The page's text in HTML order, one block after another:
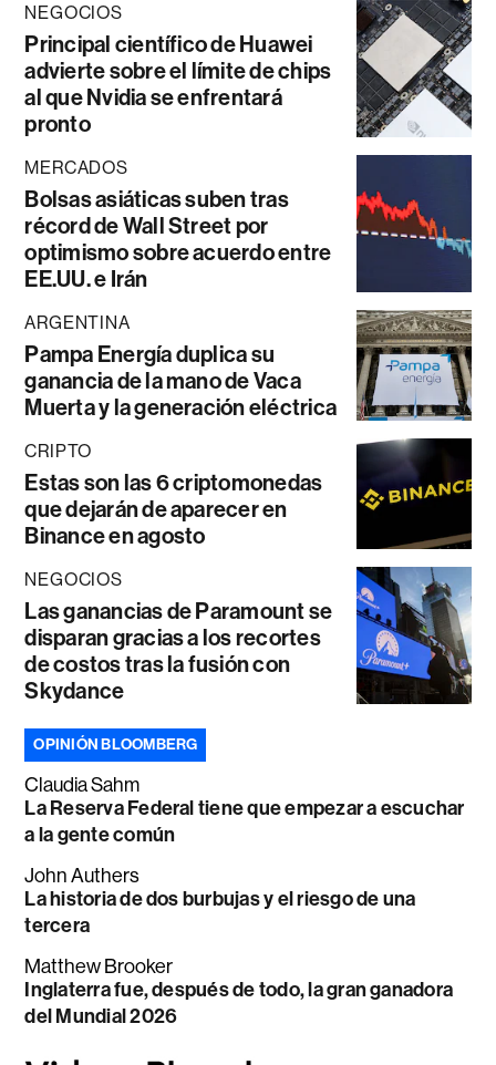
NEGOCIOS
Principal científico de Huawei
advierte sobre el límite de chips
al que Nvidia se enfrentará
pronto
MERCADOS
Bolsas asiáticas suben tras
récord de Wall Street por
optimismo sobre acuerdo entre
EE.UU. e Irán
ARGENTINA
Pampa Energía duplica su
ganancia de la mano de Vaca
Muerta y la generación eléctrica
CRIPTO
Estas son las 6 criptomonedas
que dejarán de aparecer en
Binance en agosto
NEGOCIOS
Las ganancias de Paramount se
disparan gracias a los recortes
de costos tras la fusión con
Skydance
OPINIÓN BLOOMBERG
Claudia Sahm
La Reserva Federal tiene que empezar a escuchar
a la gente común
John Authers
La historia de dos burbujas y el riesgo de una
tercera
Matthew Brooker
Inglaterra fue, después de todo, la gran ganadora
del Mundial 2026